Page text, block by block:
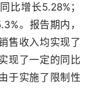
比增长5.28%；
。报告期内，
售收入均实现了
现了一定的同比
于实施了限制性